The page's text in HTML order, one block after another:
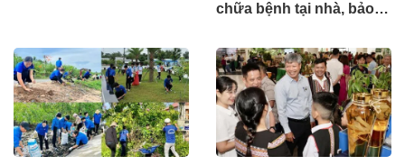
chữa bệnh tại nhà, bảo